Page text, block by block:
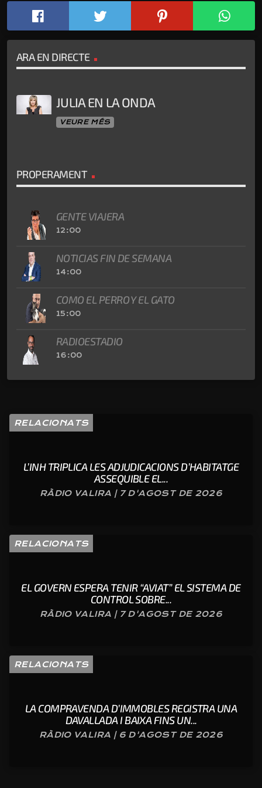
ARA EN DIRECTE
JULIA EN LA ONDA
VEURE MÉS
PROPERAMENT
GENTE VIAJERA
12:00
NOTICIAS FIN DE SEMANA
14:00
COMO EL PERRO Y EL GATO
15:00
RADIOESTADIO
16:00
RELACIONATS
L’INH TRIPLICA LES ADJUDICACIONS D’HABITATGE
ASSEQUIBLE EL...
RÀDIO VALIRA | 7 D'AGOST DE 2026
RELACIONATS
EL GOVERN ESPERA TENIR “AVIAT” EL SISTEMA DE
CONTROL SOBRE...
RÀDIO VALIRA | 7 D'AGOST DE 2026
RELACIONATS
LA COMPRAVENDA D’IMMOBLES REGISTRA UNA
DAVALLADA I BAIXA FINS UN...
RÀDIO VALIRA | 6 D'AGOST DE 2026